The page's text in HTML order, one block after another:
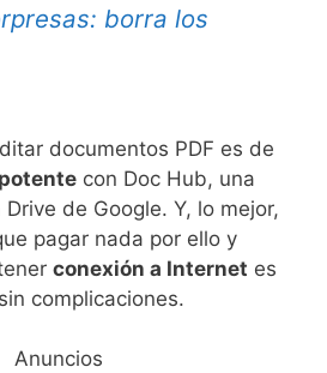
borra los
documentos PDF es de
potente con Doc Hub, una
de Google. Y, lo mejor,
pagar nada por ello y
conexión a Internet es
complicaciones.
Anuncios